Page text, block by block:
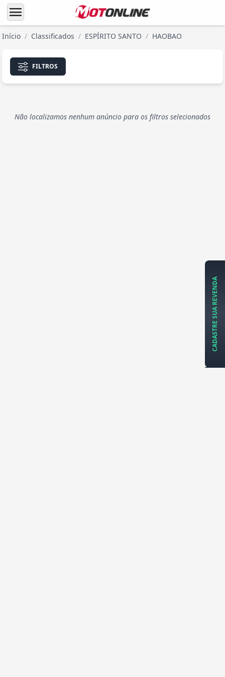
menu
Início / Classificados / ESPÍRITO SANTO / HAOBAO
FILTROS
Não localizamos nenhum anúncio para os filtros selecionados
CADASTRE SUA REVENDA